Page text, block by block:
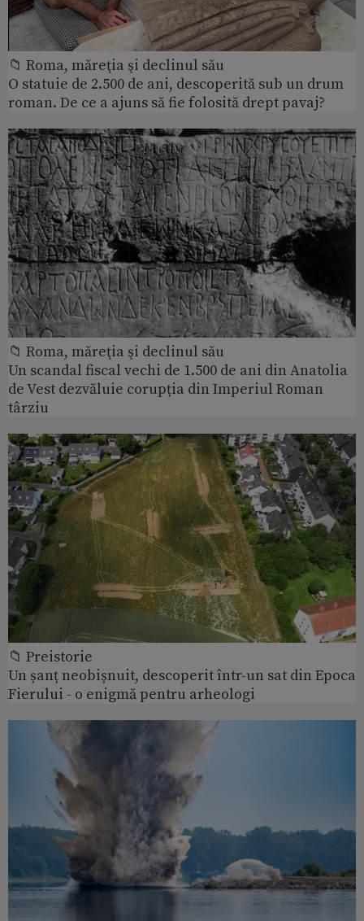
📁 Roma, măreţia şi declinul său
O statuie de 2.500 de ani, descoperită sub un drum
roman. De ce a ajuns să fie folosită drept pavaj?
📁 Roma, măreţia şi declinul său
Un scandal fiscal vechi de 1.500 de ani din Anatolia
de Vest dezvăluie corupția din Imperiul Roman
târziu
📁 Preistorie
Un șanț neobișnuit, descoperit într-un sat din Epoca
Fierului - o enigmă pentru arheologi